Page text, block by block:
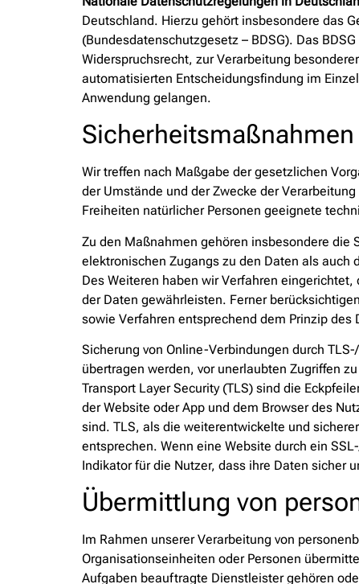
Deutschland. Hierzu gehört insbesondere das
(Bundesdatenschutzgesetz – BDSG). Das
Widerspruchsrecht, zur Verarbeitung
automatisierten Entscheidungsfindung im
Anwendung gelangen.
Sicherheitsmaßnahmen
Wir treffen nach Maßgabe der gesetzlichen
der Umstände und der Zwecke der
Freiheiten natürlicher Personen geeignete
Zu den Maßnahmen gehören insbesondere die
elektronischen Zugangs zu den Daten als auch
Des Weiteren haben wir Verfahren
der Daten gewährleisten. Ferner
sowie Verfahren entsprechend dem Prinzip
Sicherung von Online-Verbindungen durch
übertragen werden, vor unerlaubten Zugriffen
Transport Layer Security (TLS) sind die
der Website oder App und dem Browser des
sind. TLS, als die weiterentwickelte und
entsprechen. Wenn eine Website durch ein
Indikator für die Nutzer, dass ihre Daten sicher
Übermittlung von
Im Rahmen unserer Verarbeitung von
Organisationseinheiten oder Personen
Aufgaben beauftragte Dienstleister gehören